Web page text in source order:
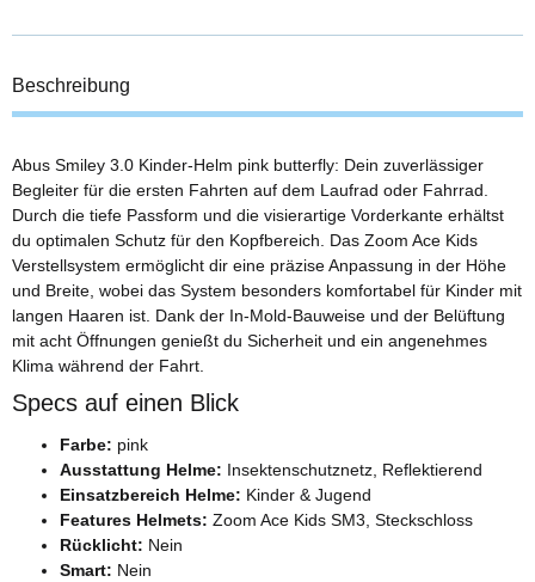
Beschreibung
Abus Smiley 3.0 Kinder-Helm pink butterfly: Dein zuverlässiger
Begleiter für die ersten Fahrten auf dem Laufrad oder Fahrrad.
Durch die tiefe Passform und die visierartige Vorderkante erhältst
du optimalen Schutz für den Kopfbereich. Das Zoom Ace Kids
Verstellsystem ermöglicht dir eine präzise Anpassung in der Höhe
und Breite, wobei das System besonders komfortabel für Kinder mit
langen Haaren ist. Dank der In-Mold-Bauweise und der Belüftung
mit acht Öffnungen genießt du Sicherheit und ein angenehmes
Klima während der Fahrt.
Specs auf einen Blick
Farbe: pink
Ausstattung Helme: Insektenschutznetz, Reflektierend
Einsatzbereich Helme: Kinder & Jugend
Features Helmets: Zoom Ace Kids SM3, Steckschloss
Rücklicht: Nein
Smart: Nein